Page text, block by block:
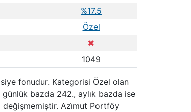
%17.5
Özel
1049
fonudur. Kategorisi Özel olan
günlük bazda 242., aylık bazda ise
değişmemiştir. Azi̇mut Portföy